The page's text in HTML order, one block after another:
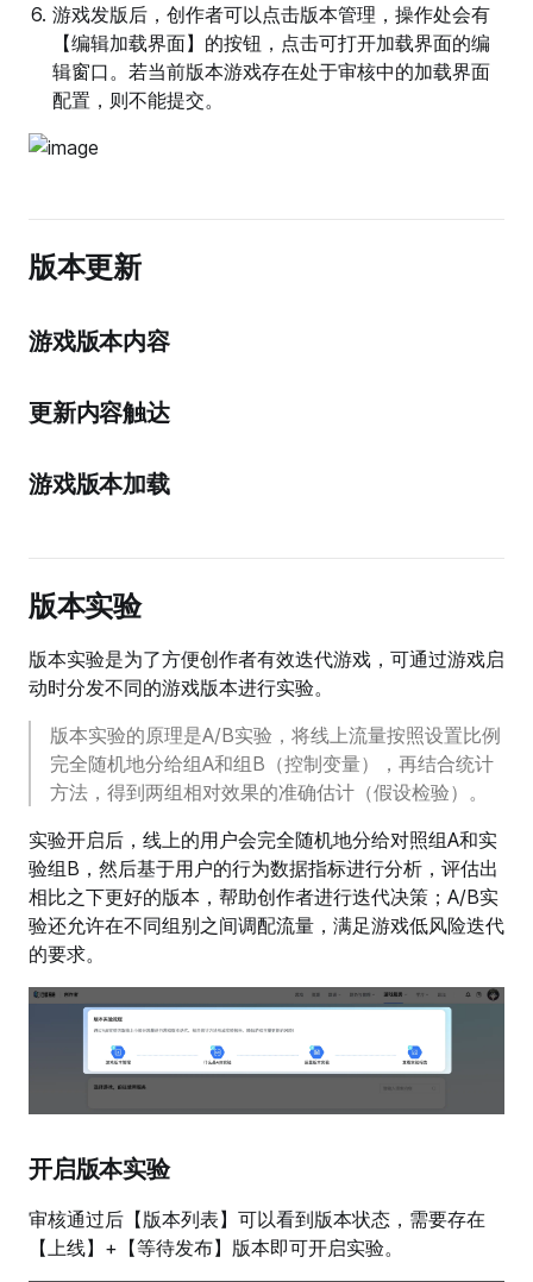
游戏发版后，创作者可以点击版本管理，操作处会有
【编辑加载界面】的按钮，点击可打开加载界面的编
辑窗口。若当前版本游戏存在处于审核中的加载界面
配置，则不能提交。
版本更新
游戏版本内容
更新内容触达
游戏版本加载
版本实验
版本实验是为了方便创作者有效迭代游戏，可通过游戏启
动时分发不同的游戏版本进行实验。
版本实验的原理是A/B实验，将线上流量按照设置比例
完全随机地分给组A和组B（控制变量），再结合统计
方法，得到两组相对效果的准确估计（假设检验）。
实验开启后，线上的用户会完全随机地分给对照组A和实
验组B，然后基于用户的行为数据指标进行分析，评估出
相比之下更好的版本，帮助创作者进行迭代决策；A/B实
验还允许在不同组别之间调配流量，满足游戏低风险迭代
的要求。
开启版本实验
审核通过后【版本列表】可以看到版本状态，需要存在
【上线】+【等待发布】版本即可开启实验。